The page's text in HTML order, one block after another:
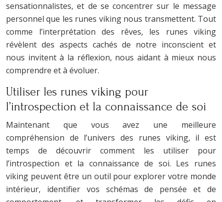
sensationnalistes, et de se concentrer sur le message
personnel que les runes viking nous transmettent. Tout
comme l’interprétation des rêves, les runes viking
révèlent des aspects cachés de notre inconscient et
nous invitent à la réflexion, nous aidant à mieux nous
comprendre et à évoluer.
Utiliser les runes viking pour
l’introspection et la connaissance de soi
Maintenant que vous avez une meilleure
compréhension de l’univers des runes viking, il est
temps de découvrir comment les utiliser pour
l’introspection et la connaissance de soi. Les runes
viking peuvent être un outil pour explorer votre monde
intérieur, identifier vos schémas de pensée et de